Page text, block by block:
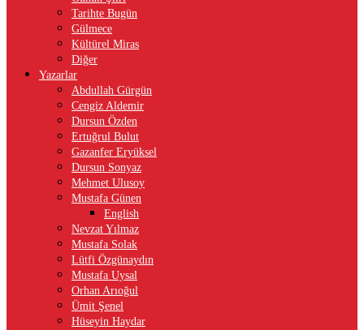
Tarihte Bugün
Gülmece
Kültürel Miras
Diğer
Yazarlar
Abdullah Gürgün
Cengiz Aldemir
Dursun Özden
Ertuğrul Bulut
Gazanfer Eryüksel
Dursun Sonyaz
Mehmet Ulusoy
Mustafa Günen
English
Nevzat Yılmaz
Mustafa Solak
Lütfi Özgünaydın
Mustafa Uysal
Orhan Arıoğul
Ümit Şenel
Hüseyin Haydar